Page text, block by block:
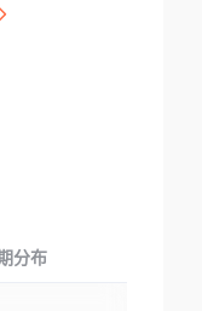
分布